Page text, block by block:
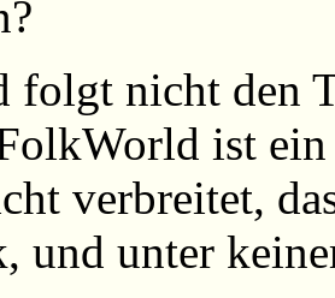
folgt nicht den
ist
verbreitet,
und unter